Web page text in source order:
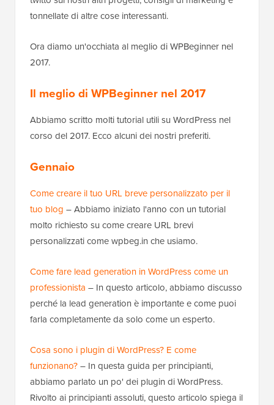
tonnellate di altre cose interessanti.
Ora diamo un'occhiata al meglio di WPBeginner nel
2017.
Il meglio di WPBeginner nel 2017
Abbiamo scritto molti tutorial utili su WordPress nel
corso del 2017. Ecco alcuni dei nostri preferiti.
Gennaio
Come creare il tuo URL breve personalizzato per il
tuo blog – Abbiamo iniziato l'anno con un tutorial
molto richiesto su come creare URL brevi
personalizzati come wpbeg.in che usiamo.
Come fare lead generation in WordPress come un
professionista – In questo articolo, abbiamo discusso
perché la lead generation è importante e come puoi
farla completamente da solo come un esperto.
Cosa sono i plugin di WordPress? E come
funzionano?– In questa guida per principianti,
abbiamo parlato un po' dei plugin di WordPress.
Rivolto ai principianti assoluti, questo articolo spiega il